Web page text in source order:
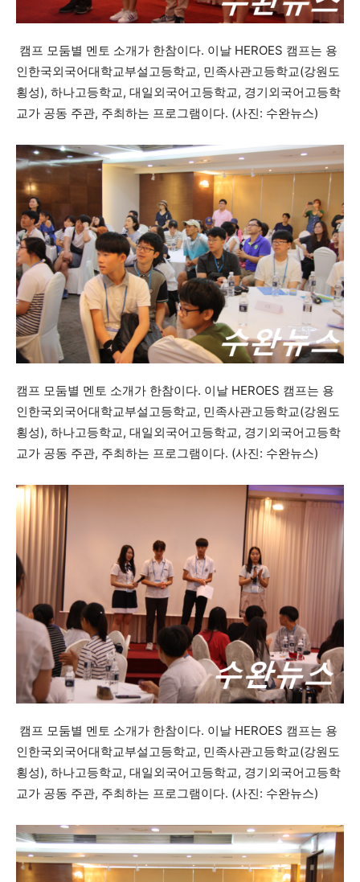
캠프 모둠별 멘토 소개가 한참이다. 이날 HEROES 캠프는 용
인한국외국어대학교부설고등학교, 민족사관고등학교(강원도
횡성), 하나고등학교, 대일외국어고등학교, 경기외국어고등학
교가 공동 주관, 주최하는 프로그램이다. (사진: 수완뉴스)
캠프 모둠별 멘토 소개가 한참이다. 이날 HEROES 캠프는 용
인한국외국어대학교부설고등학교, 민족사관고등학교(강원도
횡성), 하나고등학교, 대일외국어고등학교, 경기외국어고등학
교가 공동 주관, 주최하는 프로그램이다. (사진: 수완뉴스)
캠프 모둠별 멘토 소개가 한참이다. 이날 HEROES 캠프는 용
인한국외국어대학교부설고등학교, 민족사관고등학교(강원도
횡성), 하나고등학교, 대일외국어고등학교, 경기외국어고등학
교가 공동 주관, 주최하는 프로그램이다. (사진: 수완뉴스)